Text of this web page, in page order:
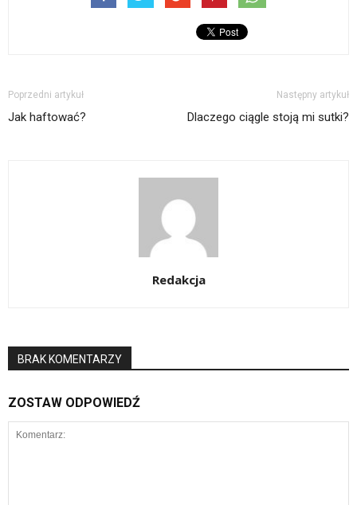
Poprzedni artykuł
Jak haftować?
Następny artykuł
Dlaczego ciągle stoją mi sutki?
Redakcja
BRAK KOMENTARZY
ZOSTAW ODPOWIEDŹ